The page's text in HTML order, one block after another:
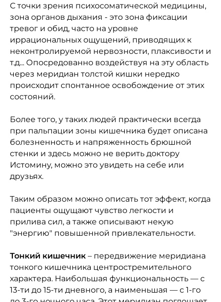
С точки зрения психосоматической медицины,
зона органов дыхания - это зона фиксации
тревог и обид, часто на уровне
иррациональных ощущений, приводящих к
неконтролируемой нервозности, плаксивости и
т.д... Опосредованно воздействуя на эту область
через меридиан толстой кишки нередко
происходит спонтанное освобождение от этих
состояний.
Более того, у таких людей практически всегда
при пальпации зоны кишечника будет описана
болезненность и напряженность брюшной
стенки и здесь можно не верить доктору
Истомину, можно это увидеть на себе или
друзьях.
Таким образом можно описать тот эффект, когда
пациенты ощущают чувство легкости и
прилива сил, а также описывают некую
"энергию" повышенной привлекательности.
Тонкий кишечник – передвижение меридиана
тонкого кишечника центростремительного
характера. Наибольшая функциональность ― с
13-ти до 15-ти дневного, а наименьшая ― с 1-го